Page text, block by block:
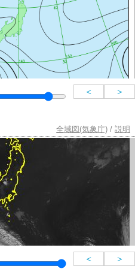
＜ ＞
全域図(気象庁) / 説明
＜ ＞